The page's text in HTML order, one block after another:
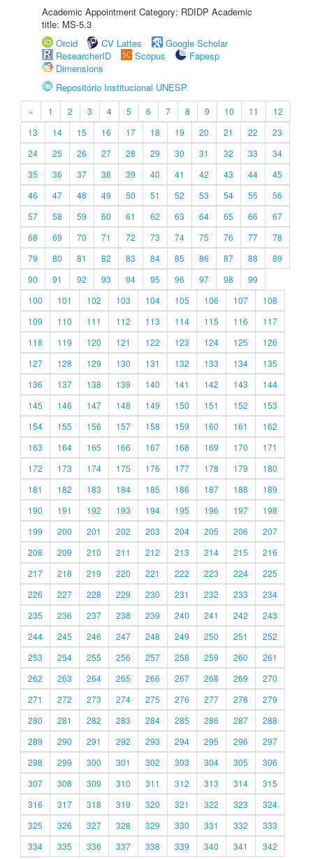
Academic Appointment Category: RDIDP Academic
title: MS-5.3
Orcid
CV Lattes
Google Scholar
ResearcherID
Scopus
Fapesp
Dimensions
Repositório Institucional UNESP
« 1 2 3 4 5 6 7 8 9 10 11
12
13
14 15 16 17 18 19 20 21 22
23
24
25 26 27 28 29 30 31 32 33
34
35
36 37 38 39 40 41 42 43 44
45
46
47 48 49 50 51 52 53 54 55
56
57
58 59 60 61 62 63 64 65 66
67
68
69 70 71 72 73 74 75 76 77
78
79
80 81 82 83 84 85 86 87 88
89
90
91 92 93 94 95 96 97 98
99
100
101 102 103 104 105 106 107
108
109
110 111 112 113 114 115 116
117
118
119 120 121 122 123 124 125
126
127
128 129 130 131 132 133 134
135
136
137 138 139 140 141 142 143
144
145
146 147 148 149 150 151 152
153
154
155 156 157 158 159 160 161
162
163
164 165 166 167 168 169 170
171
172
173 174 175 176 177 178 179
180
181
182 183 184 185 186 187 188
189
190
191 192 193 194 195 196 197
198
199
200 201 202 203 204 205 206
207
208
209 210 211 212 213 214 215
216
217
218 219 220 221 222 223 224
225
226
227 228 229 230 231 232 233
234
235
236 237 238 239 240 241 242
243
244
245 246 247 248 249 250 251
252
253
254 255 256 257 258 259 260
261
262
263 264 265 266 267 268 269
270
271
272 273 274 275 276 277 278
279
280
281 282 283 284 285 286 287
288
289
290 291 292 293 294 295 296
297
298
299 300 301 302 303 304 305
306
307
308 309 310 311 312 313 314
315
316
317 318 319 320 321 322 323
324
325
326 327 328 329 330 331 332
333
334
335 336 337 338 339 340 341 342